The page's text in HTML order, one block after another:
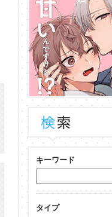
キーワード
タイプ